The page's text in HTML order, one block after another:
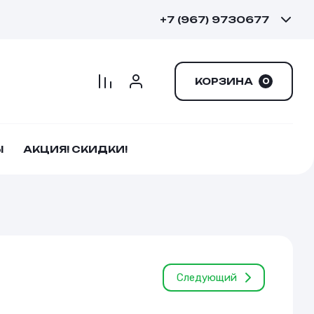
+7 (967) 9730677
КОРЗИНА 0
АКЦИЯ! СКИДКИ!
Следующий